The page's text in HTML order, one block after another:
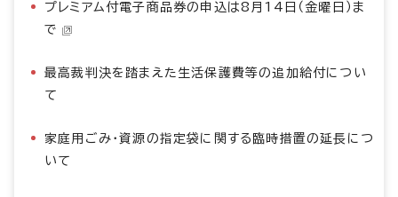
プレミアム付電子商品券の申込は8月14日（金曜日）ま
で
最高裁判決を踏まえた生活保護費等の追加給付につい
て
家庭用ごみ・資源の指定袋に関する臨時措置の延長につ
いて